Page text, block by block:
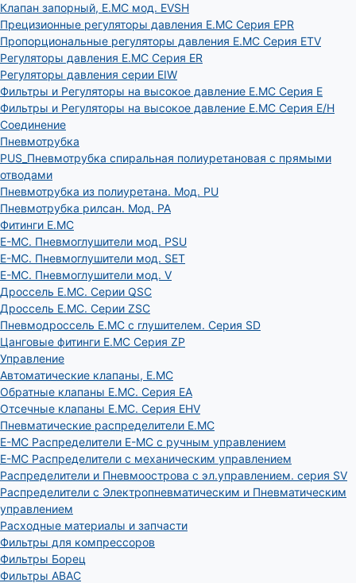
Клапан запорный, E.MC мод. EVSH
Прецизионные регуляторы давления E.MC Серия EPR
Пропорциональные регуляторы давления E.MC Серия ETV
Регуляторы давления E.MC Серия ER
Регуляторы давления серии EIW
Фильтры и Регуляторы на высокое давление E.MC Серия E
Фильтры и Регуляторы на высокое давление E.MC Серия E/H
Соединение
Пневмотрубка
PUS_Пневмотрубка спиральная полиуретановая с прямыми
отводами
Пневмотрубка из полиуретана. Мод. РU
Пневмотрубка рилсан. Мод. PA
Фитинги E.MC
E-MC. Пневмоглушители мод. PSU
E-MC. Пневмоглушители мод. SET
E-MC. Пневмоглушители мод. V
Дроссель E.MC. Серии QSC
Дроссель E.MC. Серии ZSC
Пневмодроссель E.MC с глушителем. Серия SD
Цанговые фитинги E.MC Серия ZP
Управление
Автоматические клапаны, Е.МС
Обратные клапаны E.MC. Серия EA
Отсечные клапаны E.MC. Серия EHV
Пневматические распределители E.MC
E-MC Распределители E-MC с ручным управлением
E-MC Распределители с механическим управлением
Распределители и Пневмоострова с эл.управлением. серия SV
Распределители с Электропневматическим и Пневматическим
управлением
Расходные материалы и запчасти
Фильтры для компрессоров
Фильтры Борец
Фильтры ABAC